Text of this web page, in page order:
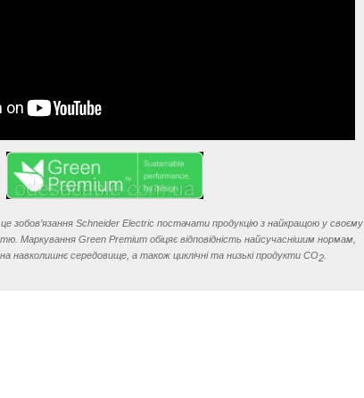
зобов’язання Schneider Electric постачати продукцію з найкращою у своєму
Маркування Green Premium обіцяє відповідність найсучаснішим нормам,
навколишнє середовище, а також циклічні та низькі продукти CO2.